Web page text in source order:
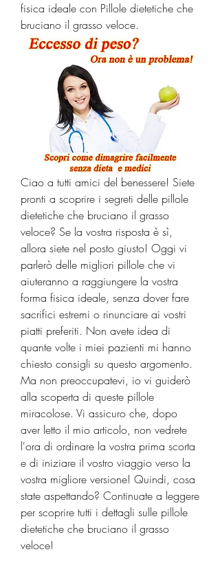
fisica ideale con Pillole dietetiche che
bruciano il grasso veloce.
Ciao a tutti amici del benessere! Siete
pronti a scoprire i segreti delle pillole
dietetiche che bruciano il grasso
veloce? Se la vostra risposta è sì,
allora siete nel posto giusto! Oggi vi
parlerò delle migliori pillole che vi
aiuteranno a raggiungere la vostra
forma fisica ideale, senza dover fare
sacrifici estremi o rinunciare ai vostri
piatti preferiti. Non avete idea di
quante volte i miei pazienti mi hanno
chiesto consigli su questo argomento.
Ma non preoccupatevi, io vi guiderò
alla scoperta di queste pillole
miracolose. Vi assicuro che, dopo
aver letto il mio articolo, non vedrete
l'ora di ordinare la vostra prima scorta
e di iniziare il vostro viaggio verso la
vostra migliore versione! Quindi, cosa
state aspettando? Continuate a leggere
per scoprire tutti i dettagli sulle pillole
dietetiche che bruciano il grasso
veloce!